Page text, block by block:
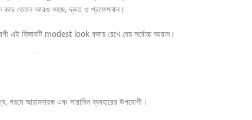
করে তোলে আরও সহজ, দ্রুত ও প্রফেশনাল।
এই হিজাবটি modest look বজায় রেখে দেয় সর্বোচ্চ আরাম।
গরমে আরামদায়ক এবং সারাদিন ব্যবহারের উপযোগী।